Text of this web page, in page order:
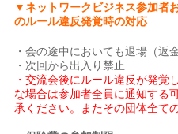
▼ネットワークビジネス参加者
のルール違反発覚時の対応
・会の途中においても退場（返
・次回から出入り禁止
・交流会後にルール違反が発覚
な場合は参加者全員に通知する
承ください。またその団体全て